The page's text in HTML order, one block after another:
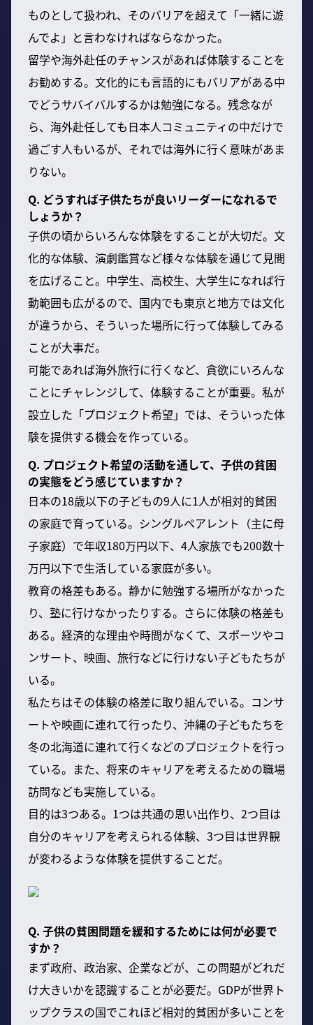
ものとして扱われ、そのバリアを超えて「一緒に遊
んでよ」と言わなければならなかった。
留学や海外赴任のチャンスがあれば体験することを
お勧めする。文化的にも言語的にもバリアがある中
でどうサバイバルするかは勉強になる。残念なが
ら、海外赴任しても日本人コミュニティの中だけで
過ごす人もいるが、それでは海外に行く意味があま
りない。
Q. どうすれば子供たちが良いリーダーになれるで
しょうか？
子供の頃からいろんな体験をすることが大切だ。文
化的な体験、演劇鑑賞など様々な体験を通じて見聞
を広げること。中学生、高校生、大学生になれば行
動範囲も広がるので、国内でも東京と地方では文化
が違うから、そういった場所に行って体験してみる
ことが大事だ。
可能であれば海外旅行に行くなど、貪欲にいろんな
ことにチャレンジして、体験することが重要。私が
設立した「プロジェクト希望」では、そういった体
験を提供する機会を作っている。
Q. プロジェクト希望の活動を通して、子供の貧困
の実態をどう感じていますか？
日本の18歳以下の子どもの9人に1人が相対的貧困
の家庭で育っている。シングルペアレント（主に母
子家庭）で年収180万円以下、4人家族でも200数十
万円以下で生活している家庭が多い。
教育の格差もある。静かに勉強する場所がなかった
り、塾に行けなかったりする。さらに体験の格差も
ある。経済的な理由や時間がなくて、スポーツやコ
ンサート、映画、旅行などに行けない子どもたちが
いる。
私たちはその体験の格差に取り組んでいる。コンサ
ートや映画に連れて行ったり、沖縄の子どもたちを
冬の北海道に連れて行くなどのプロジェクトを行っ
ている。また、将来のキャリアを考えるための職場
訪問なども実施している。
目的は3つある。1つは共通の思い出作り、2つ目は
自分のキャリアを考えられる体験、3つ目は世界観
が変わるような体験を提供することだ。
Q. 子供の貧困問題を緩和するためには何が必要で
すか？
まず政府、政治家、企業などが、この問題がどれだ
け大きいかを認識することが必要だ。GDPが世界ト
ップクラスの国でこれほど相対的貧困が多いことを